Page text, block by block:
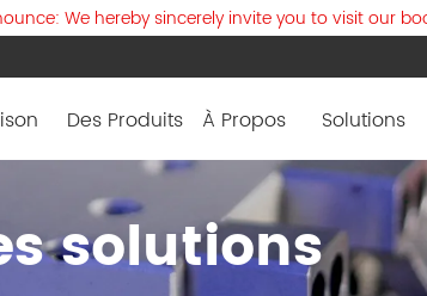
We hereby sincerely invite you to visit our
Des Produits À Propos Solutions
solutions